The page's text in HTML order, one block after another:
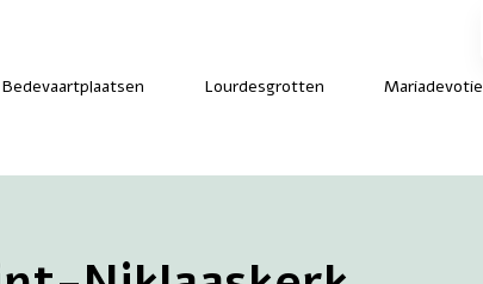
Bedevaartplaatsen Lourdesgrotten Mariadevotie